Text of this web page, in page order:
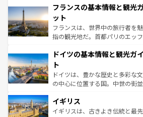
なお、新着のイタリア情報はコ
しい。
文化が根付くこの国では、情熱
れる闘牛、そして美味しいタパ
る。首都マドリードの洗練され
アートに溢れた街角から、地方
せる。地方によって風土や気候
ンテンツ一覧 を参照してほしい。
フランスの基本情報と観光
ット
フランスは、世界中の旅行者を
指の観光地だ。首都パリのエッ
で、幅広い魅力が詰まっている
聖堂、美しいビーチ、そして豊
から魅了する。また、フランス
れ、フランス料理はユネスコ無
香り高いラベンダー畑など、多
らに、パリ以外の地域にも魅力
ドイツの基本情報と観光ガ
ト
ドイツは、豊かな歴史と多彩な
の中心に位置する国。中世の街
顔を持つこの国は、どこを歩い
ルリンの文化的活気、バイエル
イギリス
イギリスは、古きよき伝統と最